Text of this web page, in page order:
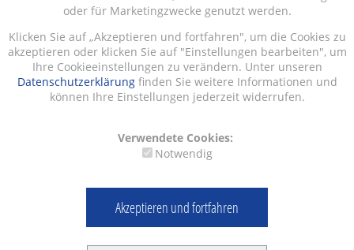
oder für Marketingzwecke genutzt werden.
Klicken Sie auf „Akzeptieren und fortfahren", um die Cookies zu
akzeptieren oder klicken Sie auf "Einstellungen bearbeiten", um
Ihre Cookieeinstellungen zu verändern. Unter unseren
Datenschutzerklärungfinden Sie weitere Informationen und
können Ihre Einstellungen jederzeit widerrufen.
Verwendete Cookies:
Notwendig
Akzeptieren und fortfahren